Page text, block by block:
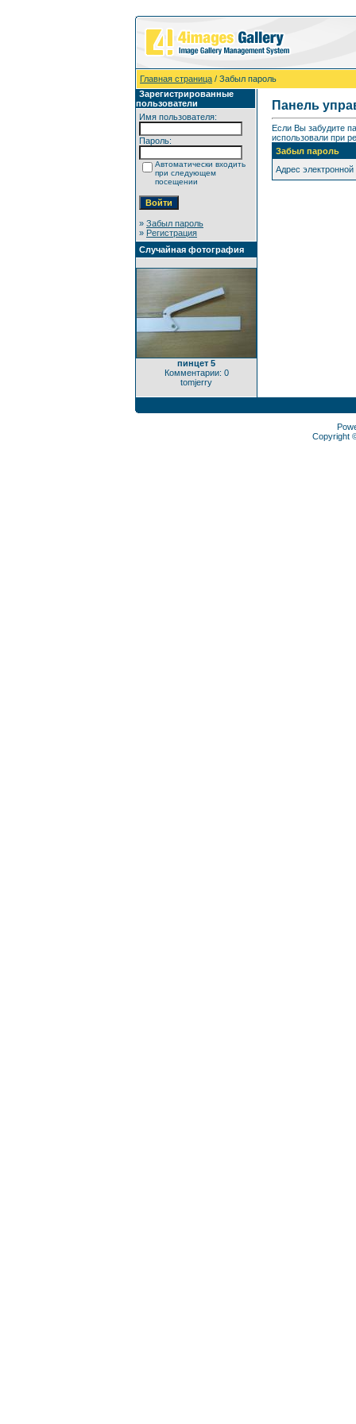
Главная страница / Забыл пароль
Зарегистрированные
пользователи
Имя пользователя:
Пароль:
Автоматически входить
при следующем
посещении
» Забыл пароль
» Регистрация
Случайная фотография
пинцет 5
Комментарии: 0
tomjerry
Панель
Если Вы забудите
использовали при
Забыл пароль
Адрес
Copyright